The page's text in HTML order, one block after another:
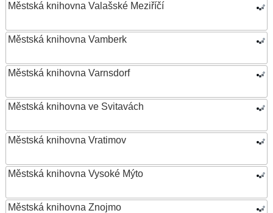
Městská knihovna Valašské Meziříčí
Městská knihovna Vamberk
Městská knihovna Varnsdorf
Městská knihovna ve Svitavách
Městská knihovna Vratimov
Městská knihovna Vysoké Mýto
Městská knihovna Znojmo